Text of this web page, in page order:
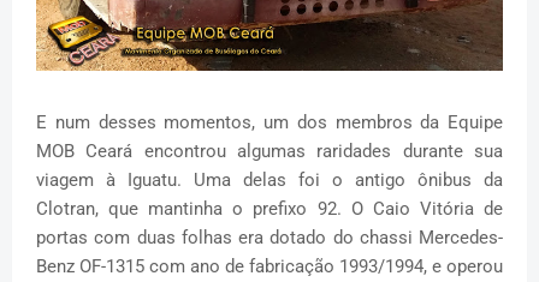
E num desses momentos, um dos membros da Equipe
MOB Ceará encontrou algumas raridades durante sua
viagem à Iguatu. Uma delas foi o antigo ônibus da
Clotran, que mantinha o prefixo 92. O Caio Vitória de
portas com duas folhas era dotado do chassi Mercedes-
Benz OF-1315 com ano de fabricação 1993/1994, e operou